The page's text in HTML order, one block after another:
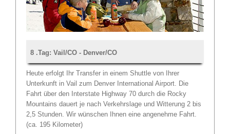
8 .Tag: Vail/CO - Denver/CO
Heute erfolgt Ihr Transfer in einem Shuttle von Ihrer
Unterkunft in Vail zum Denver International Airport. Die
Fahrt über den Interstate Highway 70 durch die Rocky
Mountains dauert je nach Verkehrslage und Witterung 2 bis
2,5 Stunden. Wir wünschen Ihnen eine angenehme Fahrt.
(ca. 195 Kilometer)